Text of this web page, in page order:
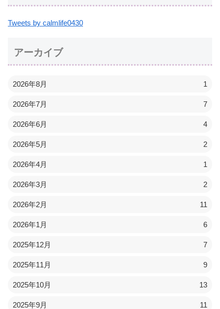
Tweets by calmlife0430
アーカイブ
2026年8月 1
2026年7月 7
2026年6月 4
2026年5月 2
2026年4月 1
2026年3月 2
2026年2月 11
2026年1月 6
2025年12月 7
2025年11月 9
2025年10月 13
2025年9月 11